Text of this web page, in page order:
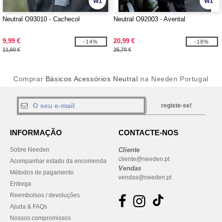
Neutral O93010 - Cachecol
9,99 €
11,60 €
-14%
Neutral O92003 - Avental
20,99 €
25,70 €
-18%
Comprar Básicos Acessórios Neutral na Needen Portugal
registe-se!
INFORMAÇÃO
Sobre Needen
Acompanhar estado da encomenda
Métodos de pagamento
Entrega
Reembolsos / devoluções
Ajuda & FAQs
Nossos compromissos
CONTACTE-NOS
Cliente
cliente@needen.pt
Vendas
vendas@needen.pt